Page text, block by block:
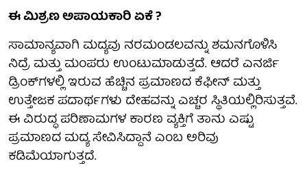
ಈ ಮಿಶ್ರಣ ಅಪಾಯಕಾರಿ ಏಕೆ ?
ಸಾಮಾನ್ಯವಾಗಿ ಮದ್ಯವು ನರಮಂಡಲವನ್ನು ಶಮನಗೊಳಿಸಿ
ನಿದ್ರೆ ಮತ್ತು ಮಂಪರು ಉಂಟುಮಾಡುತ್ತದೆ. ಆದರೆ ಎನರ್ಜಿ
ಡ್ರಿಂಕ್‌ಗಳಲ್ಲಿ ಇರುವ ಹೆಚ್ಚಿನ ಪ್ರಮಾಣದ ಕೆಫೀನ್ ಮತ್ತು
ಉತ್ತೇಜಕ ಪದಾರ್ಥಗಳು ದೇಹವನ್ನು ಎಚ್ಚರ ಸ್ಥಿತಿಯಲ್ಲಿರಿಸುತ್ತವೆ.
ಈ ವಿರುದ್ಧ ಪರಿಣಾಮಗಳ ಕಾರಣ ವ್ಯಕ್ತಿಗೆ ತಾನು ಎಷ್ಟು
ಪ್ರಮಾಣದ ಮದ್ಯ ಸೇವಿಸಿದ್ದಾನೆ ಎಂಬ ಅರಿವು
ಕಡಿಮೆಯಾಗುತ್ತದೆ.